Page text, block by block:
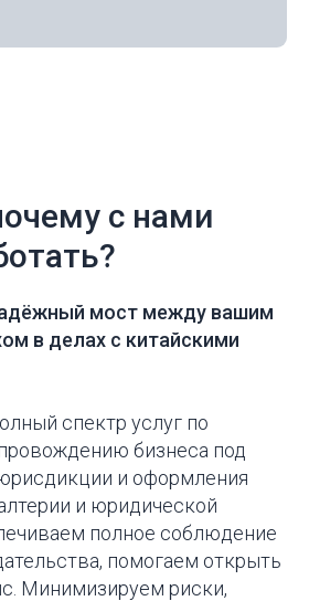
с нами
мост между вашим
в делах с китайскими
спектр услуг по
бизнеса под
и оформления
и юридической
полное соблюдение
помогаем открыть
Минимизируем риски,